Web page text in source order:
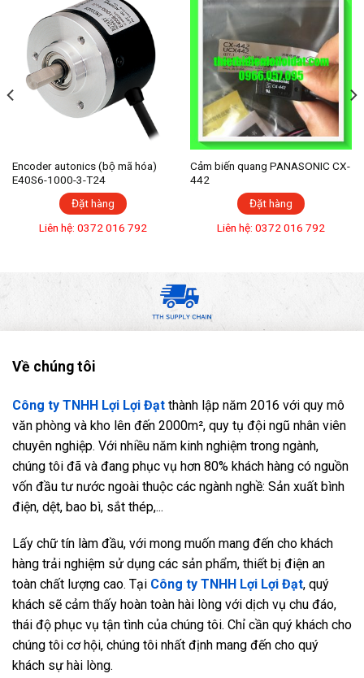
Encoder autonics (bộ mã hóa)
E40S6-1000-3-T24
Đặt hàng
Liên hệ: 0372 016 792
Cảm biến quang PANASONIC CX-
442
Đặt hàng
Liên hệ: 0372 016 792
Về chúng tôi
Công ty TNHH Lợi Lợi Đạt thành lập năm 2016 với quy mô
văn phòng và kho lên đến 2000m², quy tụ đội ngũ nhân viên
chuyên nghiệp. Với nhiều năm kinh nghiệm trong ngành,
chúng tôi đã và đang phục vụ hơn 80% khách hàng có nguồn
vốn đầu tư nước ngoài thuộc các ngành nghề: Sản xuất bình
điện, dệt, bao bì, sắt thép,...
Lấy chữ tín làm đầu, với mong muốn mang đến cho khách
hàng trải nghiệm sử dụng các sản phẩm, thiết bị điện an
toàn chất lượng cao. Tại Công ty TNHH Lợi Lợi Đạt, quý
khách sẽ cảm thấy hoàn toàn hài lòng với dịch vụ chu đáo,
thái độ phục vụ tận tình của chúng tôi. Chỉ cần quý khách cho
chúng tôi cơ hội, chúng tôi nhất định mang đến cho quý
khách sự hài lòng.